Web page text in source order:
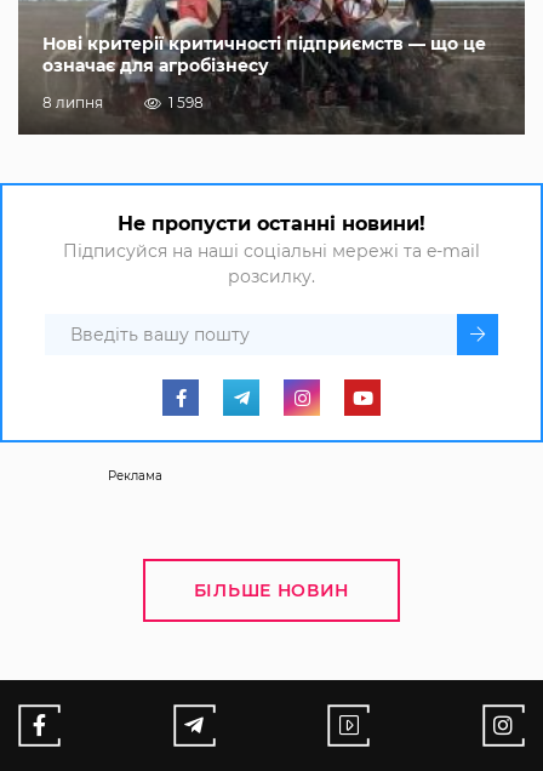
Нові критерії критичності підприємств — що це
означає для агробізнесу
8 липня 1 598
Не пропусти останні новини!
Підписуйся на наші соціальні мережі та e-mail
розсилку.
Реклама
БІЛЬШЕ НОВИН